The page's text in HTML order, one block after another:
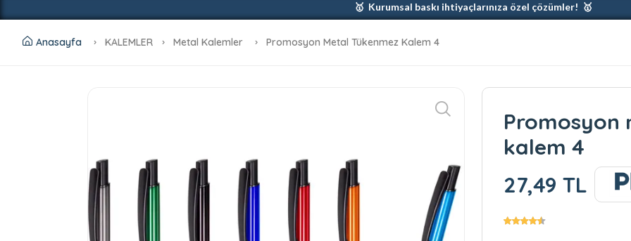
🥇 Kurumsal baskı ihtiyaçlarınıza özel çözümler! 🥇
🥇 Şimdi %35 indirim! 🥇
Anasayfa KALEMLER Metal Kalemler Promosyon Metal Tükenmez Kalem 4
Promosyon
kalem 4
27,49 TL